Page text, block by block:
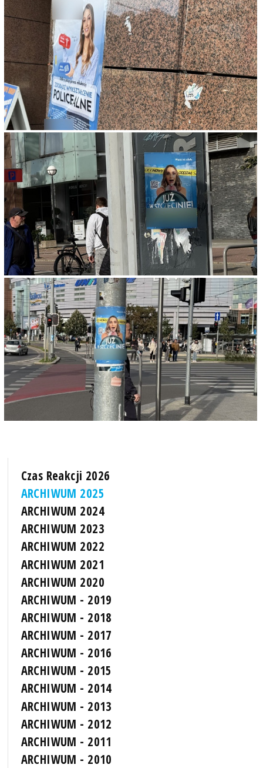
Czas Reakcji 2026
ARCHIWUM 2025
ARCHIWUM 2024
ARCHIWUM 2023
ARCHIWUM 2022
ARCHIWUM 2021
ARCHIWUM 2020
ARCHIWUM - 2019
ARCHIWUM - 2018
ARCHIWUM - 2017
ARCHIWUM - 2016
ARCHIWUM - 2015
ARCHIWUM - 2014
ARCHIWUM - 2013
ARCHIWUM - 2012
ARCHIWUM - 2011
ARCHIWUM - 2010